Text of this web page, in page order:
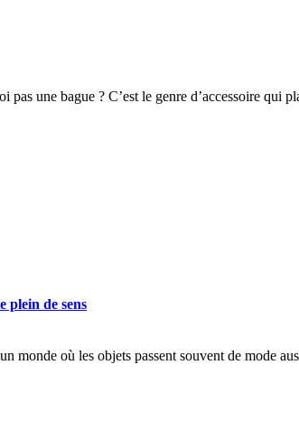
une bague ? C’est le genre d’accessoire qui
plein de sens
monde où les objets passent souvent de mode